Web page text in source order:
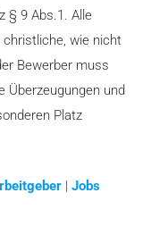
§ 9 Abs.1. Alle
wie nicht
Bewerber muss
Überzeugungen und
Platz
Jobs